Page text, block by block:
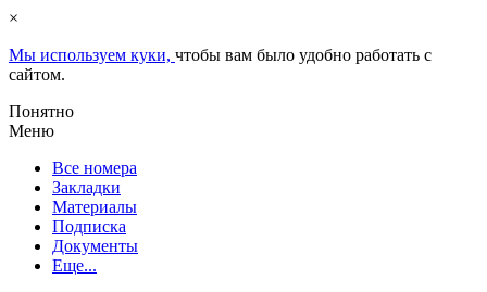
×
Мы используем куки, чтобы вам было удобно работать с
сайтом.
Понятно
Меню
Все номера
Закладки
Материалы
Подписка
Документы
Еще...